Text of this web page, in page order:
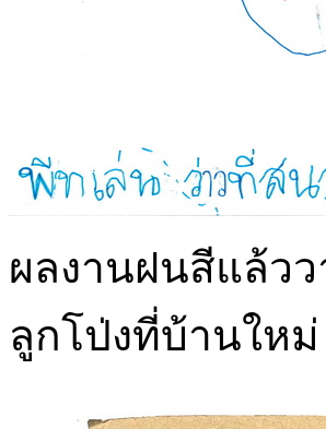
ผลงานฝนสีแล้ว
ลูกโป่งที่บ้านใหม่